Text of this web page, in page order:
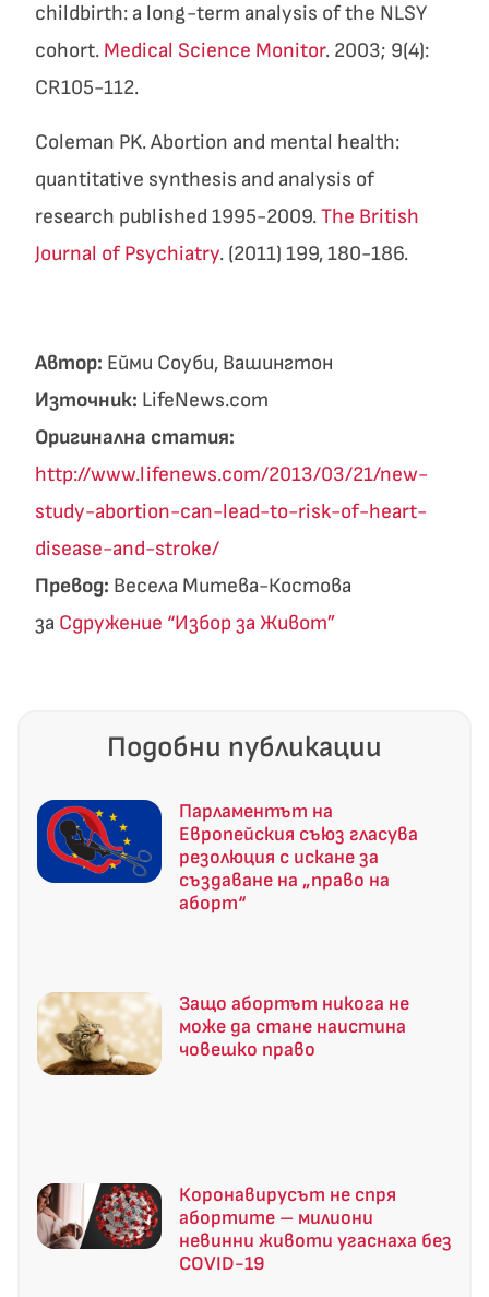
childbirth: a long-term analysis of the NLSY
cohort. Medical Science Monitor. 2003; 9(4):
CR105-112.
Coleman PK. Abortion and mental health:
quantitative synthesis and analysis of
research published 1995-2009.The British
Journal of Psychiatry. (2011) 199, 180-186.
Автор: Ейми Соуби, Вашингтон
Източник: LifeNews.com
Оригинална статия:
http://www.lifenews.com/2013/03/21/new-
study-abortion-can-lead-to-risk-of-heart-
disease-and-stroke/
Превод: Весела Митева-Костова
за Сдружение “Избор за Живот”
Подобни публикации
Парламентът на
Европейския съюз гласува
резолюция с искане за
създаване на „право на
аборт“
Защо абортът никога не
може да стане наистина
човешко право
Коронавирусът не спря
абортите – милиони
невинни животи угаснаха без
COVID-19